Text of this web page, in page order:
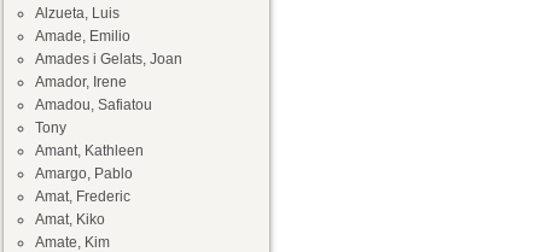
Alzueta, Luis
Amade, Emilio
Amades i Gelats, Joan
Amador, Irene
Amadou, Safiatou
Tony
Amant, Kathleen
Amargo, Pablo
Amat, Frederic
Amat, Kiko
Amate, Kim